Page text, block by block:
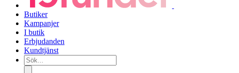
Butiker
Kampanjer
I butik
Erbjudanden
Kundtjänst
Sök...